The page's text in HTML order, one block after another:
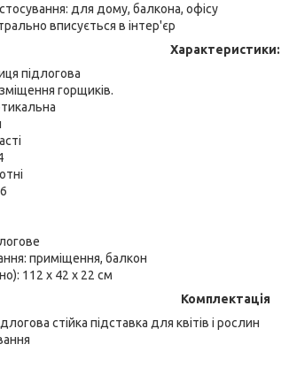
для дому, балкона, офісу
вписується в інтер'єр
Характеристики:
підлогова
горщиків.
приміщення, балкон
112 х 42 х 22 см
Комплектація
стійка підставка для квітів і рослин